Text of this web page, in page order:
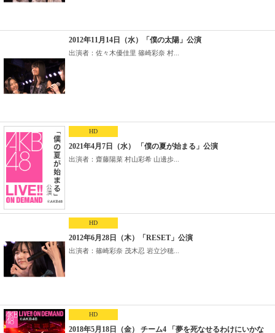
2012年11月14日（水）「僕の太陽」公演
出演者：佐々木優佳里 篠崎彩奈 村...
HD
2021年4月7日（水） 「僕の夏が始まる」公演
出演者：齋藤陽菜 村山彩希 山邊歩...
HD
2012年6月28日（木）「RESET」公演
出演者：篠崎彩奈 茂木忍 岩立沙穂...
HD
2018年5月18日（金） チーム4 「夢を死なせるわけにいかな